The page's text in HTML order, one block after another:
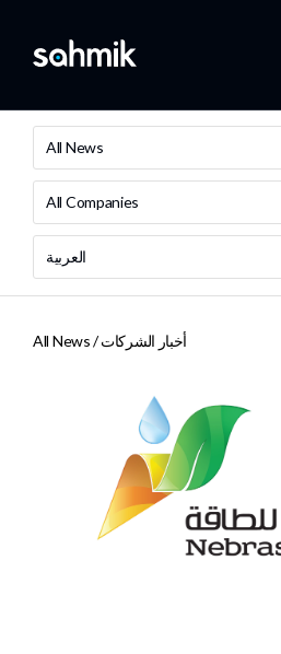
All News
All Companies
العربية
All News /أخبار الشركات